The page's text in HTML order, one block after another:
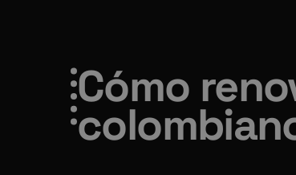
Cómo